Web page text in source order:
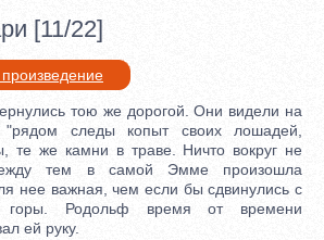
[11/22]
тою же дорогой. Они видели на
"рядом следы копыт своих лошадей,
те же камни в траве. Ничто вокруг не
тем в самой Эмме произошла
нее важная, чем если бы сдвинулись с
горы. Родольф время от времени
ей руку.